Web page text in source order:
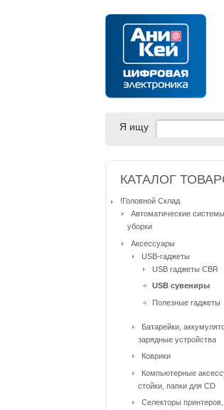
Я ищу
КАТАЛОГ
!Головной Склад
Автоматические системы
уборки
Аксессуары
USB-гаджеты
USB гаджеты CBR
USB сувениры
Полезные гаджеты
Батарейки,
зарядные устройства
Коврики
Компьютерные
стойки, папки для CD
Селекторы принтеров,